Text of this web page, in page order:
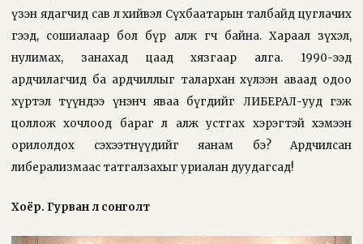
үзэн ядагчид сав л хийвэл Сүхбаатарын талбайд цуглачих
гээд, сошиалаар бол бүр алж өгч байна. Хараал зүхэл,
нулимах, занахад цаад хязгаар алга. 1990-ээд
ардчилагчид ба ардчиллыг талархан хүлээн аваад одоо
хүртэл түүндээ үнэнч яваа бүгдийг ЛИБЕРАЛ-ууд гэж
цоллож хочлоод бараг л алж устгах хэрэгтэй хэмээн
орилолдох сэхээтнүүдийг яанам бэ? Ардчилсан
либерализмаас татгалзахыг уриалан дуудагсад!
Хоёр. Гурван л сонголт